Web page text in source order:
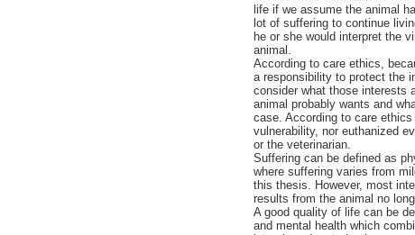
life if we assume the animal
lot of suffering to continue
he or she would interpret the
animal.
According to care ethics,
a responsibility to protect the
consider what those interests
animal probably wants and
case. According to care
vulnerability, nor euthanized
or the veterinarian.
Suffering can be defined as
where suffering varies from
this thesis. However, most
results from the animal no
A good quality of life can be
and mental health which